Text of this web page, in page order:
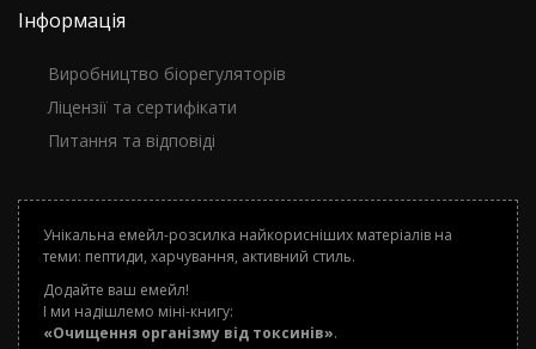
Інформація
Виробництво біорегуляторів
Ліцензії та сертифікати
Питання та відповіді
Унікальна емейл-розсилка найкорисніших матеріалів на
теми: пептиди, харчування, активний стиль.
Додайте ваш емейл!
І ми надішлемо міні-книгу:
«Очищення організму від токсинів».